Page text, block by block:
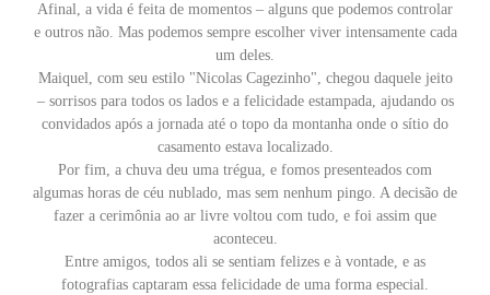
Afinal, a vida é feita de momentos – alguns que podemos controlar
e outros não. Mas podemos sempre escolher viver intensamente cada
um deles.
Maiquel, com seu estilo "Nicolas Cagezinho", chegou daquele jeito
– sorrisos para todos os lados e a felicidade estampada, ajudando os
convidados após a jornada até o topo da montanha onde o sítio do
casamento estava localizado.
Por fim, a chuva deu uma trégua, e fomos presenteados com
algumas horas de céu nublado, mas sem nenhum pingo. A decisão de
fazer a cerimônia ao ar livre voltou com tudo, e foi assim que
aconteceu.
Entre amigos, todos ali se sentiam felizes e à vontade, e as
fotografias captaram essa felicidade de uma forma especial.